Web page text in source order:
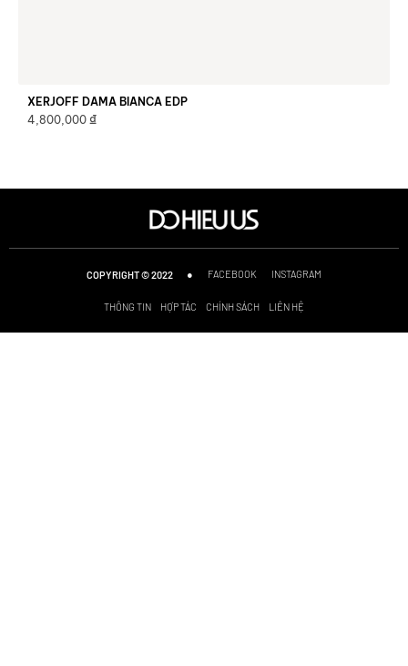
XERJOFF DAMA BIANCA EDP
4,800,000 ₫
COPYRIGHT © 2022 ● FACEBOOK INSTAGRAM
THÔNG TIN HỢP TÁC CHÍNH SÁCH LIÊN HỆ